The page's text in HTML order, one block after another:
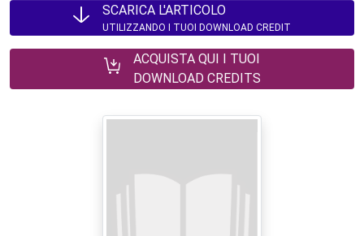
SCARICA L'ARTICOLO
UTILIZZANDO I TUOI DOWNLOAD CREDIT
ACQUISTA QUI I TUOI
DOWNLOAD CREDITS